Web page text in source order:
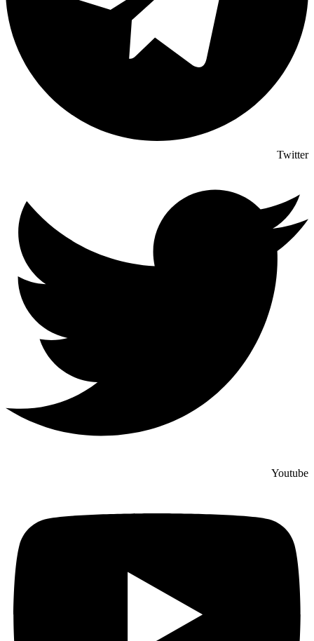
Twitter
Youtube